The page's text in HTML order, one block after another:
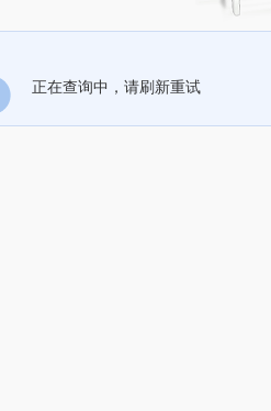
正在查询中，请刷新重试